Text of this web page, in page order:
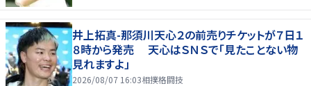
井上拓真-那須川天心２の前売りチケットが７日１
８時から発売 天心はＳＮＳで「見たことない物
見れますよ」
2026/08/07 16:03相撲格闘技